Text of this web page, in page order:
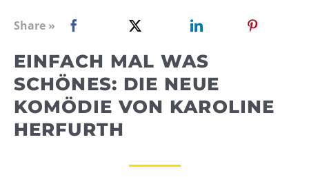
WEBRADIO
Share »
EINFACH MAL WAS
SCHÖNES: DIE NEUE
KOMÖDIE VON KAROLINE
HERFURTH